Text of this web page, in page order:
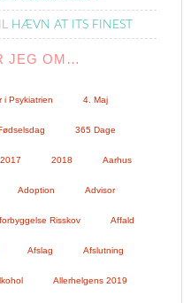
HÆVN AT ITS FINEST
JEG OM…
i Psykiatrien 4. Maj
365 Dage
2017 2018 Aarhus
Adoption Advisor
Risskov Affald
Afslag Afslutning
Allerhelgens 2019